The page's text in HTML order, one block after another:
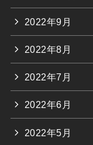
2022年9月
2022年8月
2022年7月
2022年6月
2022年5月